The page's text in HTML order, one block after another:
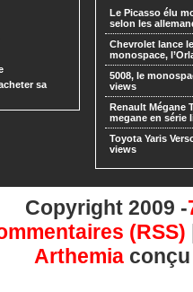
sa
Le Picasso élu
selon les
Chevrolet lance
monospace,
5008, le
views
Renault Mégane
megane en série
Toyota Yaris
views
Copyright 2009 -
(RSS)
Arthemia